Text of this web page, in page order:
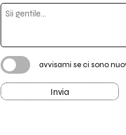
avvisami se ci sono
Invia